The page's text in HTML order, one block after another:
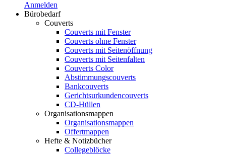
Anmelden
Bürobedarf
Couverts
Couverts mit Fenster
Couverts ohne Fenster
Couverts mit Seitenöffnung
Couverts mit Seitenfalten
Couverts Color
Abstimmungscouverts
Bankcouverts
Gerichtsurkundencouverts
CD-Hüllen
Organisationsmappen
Organisationsmappen
Offertmappen
Hefte & Notizbücher
Collegeblöcke